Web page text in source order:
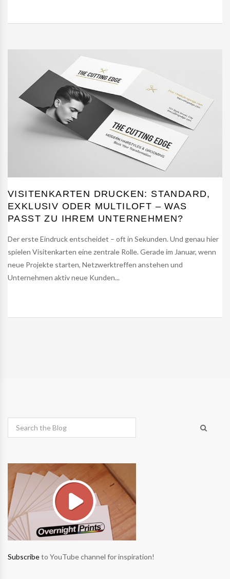
VISITENKARTEN DRUCKEN: STANDARD,
EXKLUSIV ODER MULTILOFT – WAS
PASST ZU IHREM UNTERNEHMEN?
Der erste Eindruck entscheidet – oft in Sekunden. Und genau hier
spielen Visitenkarten eine zentrale Rolle. Gerade im Januar, wenn
neue Projekte starten, Netzwerktreffen anstehen und
Unternehmen aktiv neue Kunden...
Subscribeto YouTube channel for inspiration!